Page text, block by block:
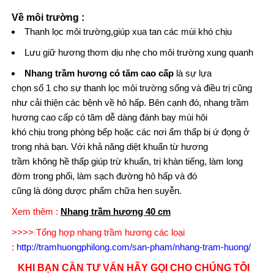
Về môi trường :
Thanh lọc môi trường,giúp xua tan các mùi khó chịu
Lưu giữ hương thơm dịu nhẹ cho môi trường xung quanh
Nhang trầm hương có tăm cao cấplà sự lựa
chọn số 1 cho sự thanh lọc môi trường sống và điều trị cũng
như cải thiện các bệnh về hô hấp. Bên cạnh đó, nhang trầm
hương cao cấp có tăm dễ dàng đánh bay mùi hôi
khó chịu trong phòng bếp hoặc các nơi ẩm thấp bị ứ đọng ở
trong nhà bạn. Với khả năng diệt khuẩn từ hương
trầm không hề thấp giúp trừ khuẩn, trị khàn tiếng, làm long
đờm trong phổi, làm sạch đường hô hấp và đó
cũng là dòng dược phẩm chữa hen suyễn.
Xem thêm : Nhang trầm hương 40 cm
>>>> Tổng hợp nhang trầm hương các loại
: http://tramhuongphilong.com/san-pham/nhang-tram-huong/
KHI BẠN CẦN TƯ VẤN HÃY GỌI CHO CHÚNG TÔI